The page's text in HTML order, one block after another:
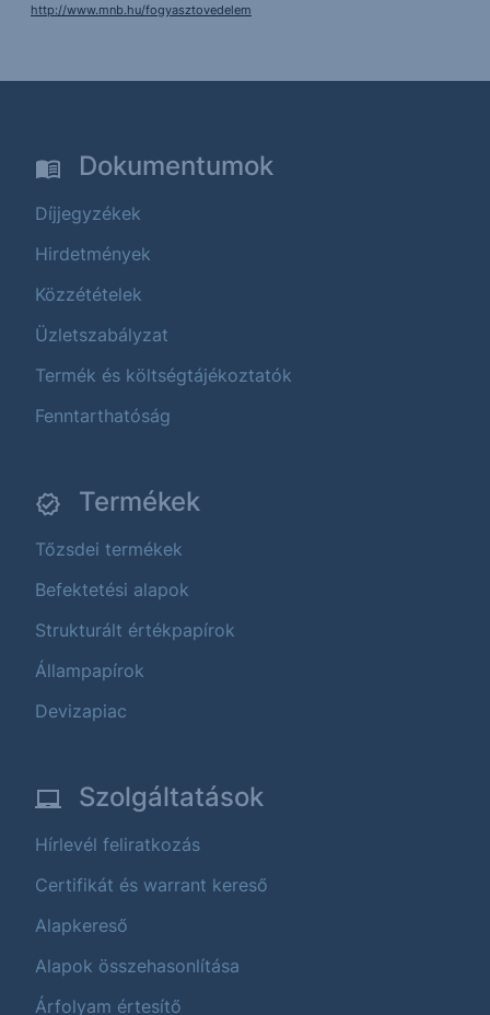
http://www.mnb.hu/fogyasztovedelem
Dokumentumok
Díjjegyzékek
Hirdetmények
Közzétételek
Üzletszabályzat
Termék és költségtájékoztatók
Fenntarthatóság
Termékek
Tőzsdei termékek
Befektetési alapok
Strukturált értékpapírok
Állampapírok
Devizapiac
Szolgáltatások
Hírlevél feliratkozás
Certifikát és warrant kereső
Alapkereső
Alapok összehasonlítása
Árfolyam értesítő